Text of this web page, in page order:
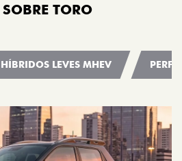
TORO
HÍBRIDOS LEVES MHEV